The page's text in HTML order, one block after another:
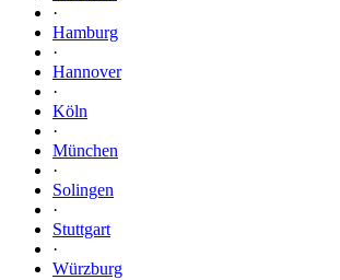
·
Hamburg
·
Hannover
·
Köln
·
München
·
Solingen
·
Stuttgart
·
Würzburg